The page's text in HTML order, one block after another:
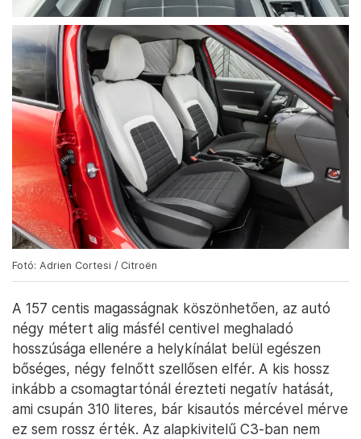
Fotó: Adrien Cortesi / Citroën
A 157 centis magasságnak köszönhetően, az autó
négy métert alig másfél centivel meghaladó
hosszúsága ellenére a helykínálat belül egészen
bőséges, négy felnőtt szellősen elfér. A kis hossz
inkább a csomagtartónál érezteti negatív hatását,
ami csupán 310 literes, bár kisautós mércével mérve
ez sem rossz érték. Az alapkivitelű C3-ban nem